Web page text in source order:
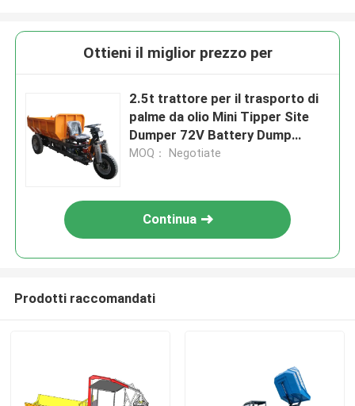
Ottieni il miglior prezzo per
2.5t trattore per il trasporto di
palme da olio Mini Tipper Site
Dumper 72V Battery Dump
Truck cilindro idraulico
MOQ： Negotiate
Continua
Prodotti raccomandati